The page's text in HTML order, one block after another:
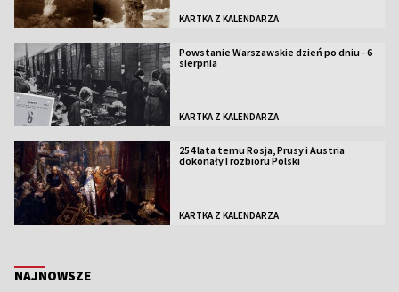
KARTKA Z KALENDARZA
Powstanie Warszawskie dzień po dniu - 6
sierpnia
KARTKA Z KALENDARZA
254 lata temu Rosja, Prusy i Austria
dokonały I rozbioru Polski
KARTKA Z KALENDARZA
NAJNOWSZE